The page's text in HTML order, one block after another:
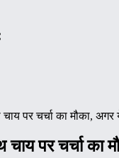
पर चर्चा का मौका, अगर
चाय पर चर्चा का